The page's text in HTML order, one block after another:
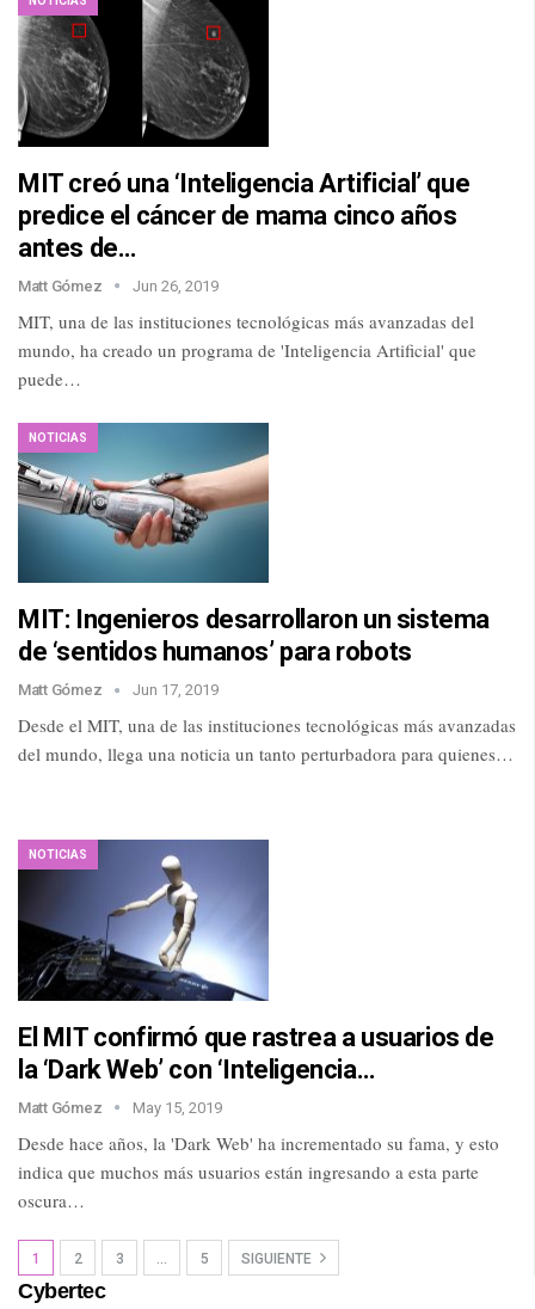
MIT creó una ‘Inteligencia Artificial’ que
predice el cáncer de mama cinco años
antes de…
Matt Gómez Jun 26, 2019
MIT, una de las instituciones tecnológicas más avanzadas del
mundo, ha creado un programa de 'Inteligencia Artificial' que
puede…
NOTICIAS
MIT: Ingenieros desarrollaron un sistema
de ‘sentidos humanos’ para robots
Matt Gómez Jun 17, 2019
Desde el MIT, una de las instituciones tecnológicas más avanzadas
del mundo, llega una noticia un tanto perturbadora para quienes…
NOTICIAS
El MIT confirmó que rastrea a usuarios de
la ‘Dark Web’ con ‘Inteligencia…
Matt Gómez May 15, 2019
Desde hace años, la 'Dark Web' ha incrementado su fama, y esto
indica que muchos más usuarios están ingresando a esta parte
oscura…
1 2 3 5 SIGUIENTE
Cybertec